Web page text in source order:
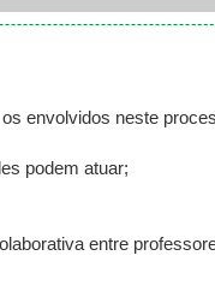
envolvidos neste
podem atuar;
entre